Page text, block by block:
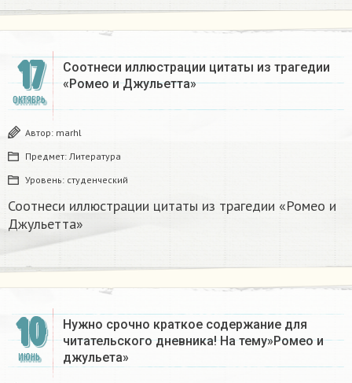
17
ОКТЯБРЬ
Соотнеси иллюстрации цитаты из трагедии
«Ромео и Джульетта»​
Автор: marhl
Предмет: Литература
Уровень: студенческий
Соотнеси иллюстрации цитаты из трагедии «Ромео и
Джульетта»​
10
ИЮНЬ
Нужно срочно краткое содержание для
читательского дневника! На тему»Ромео и
джульета»